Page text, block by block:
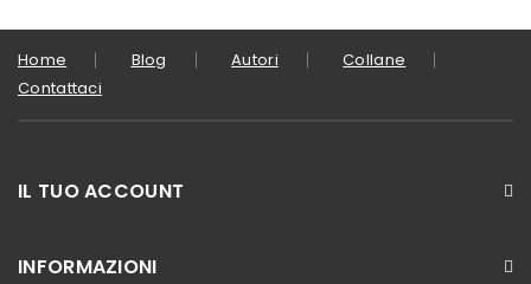
Home Blog Autori
Collane
Contattaci
IL TUO ACCOUNT
INFORMAZIONI